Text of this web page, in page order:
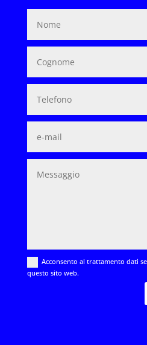
Acconsento al trattamento dati
questo sito web.